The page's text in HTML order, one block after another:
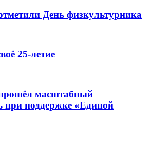
День физкультурника
25-летие
масштабный
при поддержке «Единой